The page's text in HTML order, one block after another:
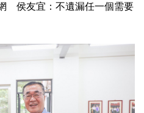
侯友宜：不遺漏任一個需要